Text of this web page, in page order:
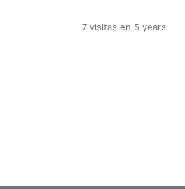
7 visitas en 5 years